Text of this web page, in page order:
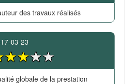
des travaux réalisés
03-23
globale de la prestation